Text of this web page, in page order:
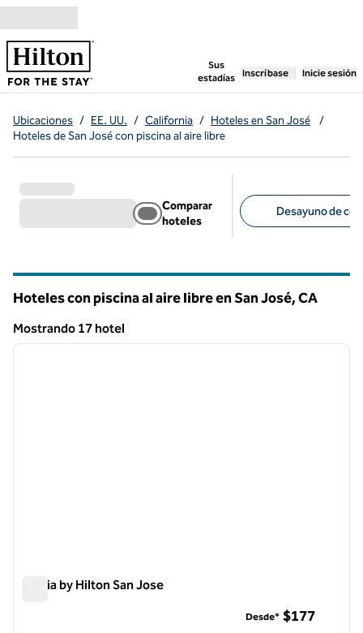
Saltar a contenido
Sus
estadías
, abre una pestaña
Inscríbase Inicie sesión
Ubicaciones / EE. UU. / California / Hoteles en San José
/
Hoteles de San José con piscina al aire libre
Comparar
hoteles
Desayuno de
Hoteles con piscina al aire libre en San José,CA
Mostrando 17 hotel
Mostrando 17 hotel
1 de 12
Signia by Hilton San Jose
Desde* $177